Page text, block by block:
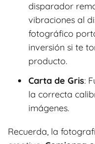
disparador
vibraciones al
fotográfico
inversión si te
producto.
Carta de Gris:
la correcta
imágenes.
Recuerda, la